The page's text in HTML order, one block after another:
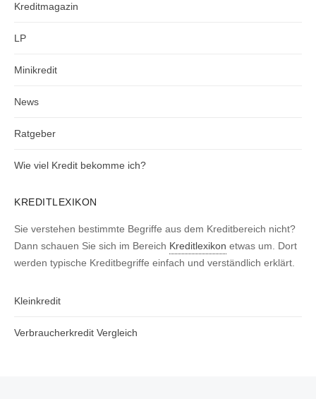
Kreditmagazin
LP
Minikredit
News
Ratgeber
Wie viel Kredit bekomme ich?
KREDITLEXIKON
Sie verstehen bestimmte Begriffe aus dem Kreditbereich nicht?
Dann schauen Sie sich im Bereich Kreditlexikon etwas um. Dort
werden typische Kreditbegriffe einfach und verständlich erklärt.
Kleinkredit
Verbraucherkredit Vergleich